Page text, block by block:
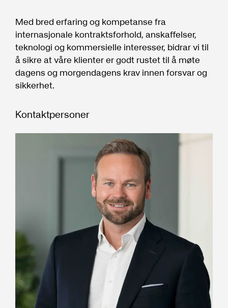
Med bred erfaring og kompetanse fra
internasjonale kontraktsforhold, anskaffelser,
teknologi og kommersielle interesser, bidrar vi til
å sikre at våre klienter er godt rustet til å møte
dagens og morgendagens krav innen forsvar og
sikkerhet.
Kontaktpersoner